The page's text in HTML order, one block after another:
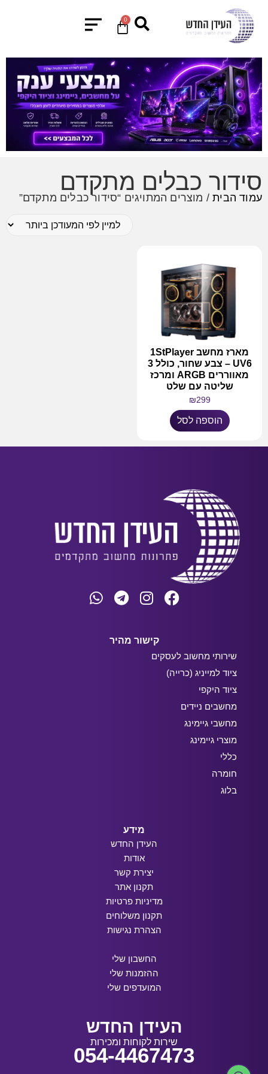
0
סידור כבלים מתקדם
עמוד הבית/ מוצרים המתויגים “סידור כבלים מתקדם”
מארז מחשב 1StPlayer
UV6 – צבע שחור, כולל 3
מאווררים ARGB ומרכז
שליטה עם שלט
₪299
הוספה לסל
קישור מהיר
שירותי מחשוב לעסקים
ציוד למייניג (כרייה)
ציוד היקפי
מחשבים ניידים
מחשבי גיימינג
מוצרי גיימינג
כללי
חומרה
בלוג
מידע
העידן החדש
אודות
יצירת קשר
תקנון אתר
מדיניות פרטיות
תקנון משלוחים
הצהרת נגישות
החשבון שלי
ההזמנות שלי
המועדפים שלי
העידן החדש
שירות לקוחות ומכירות
054-4467473